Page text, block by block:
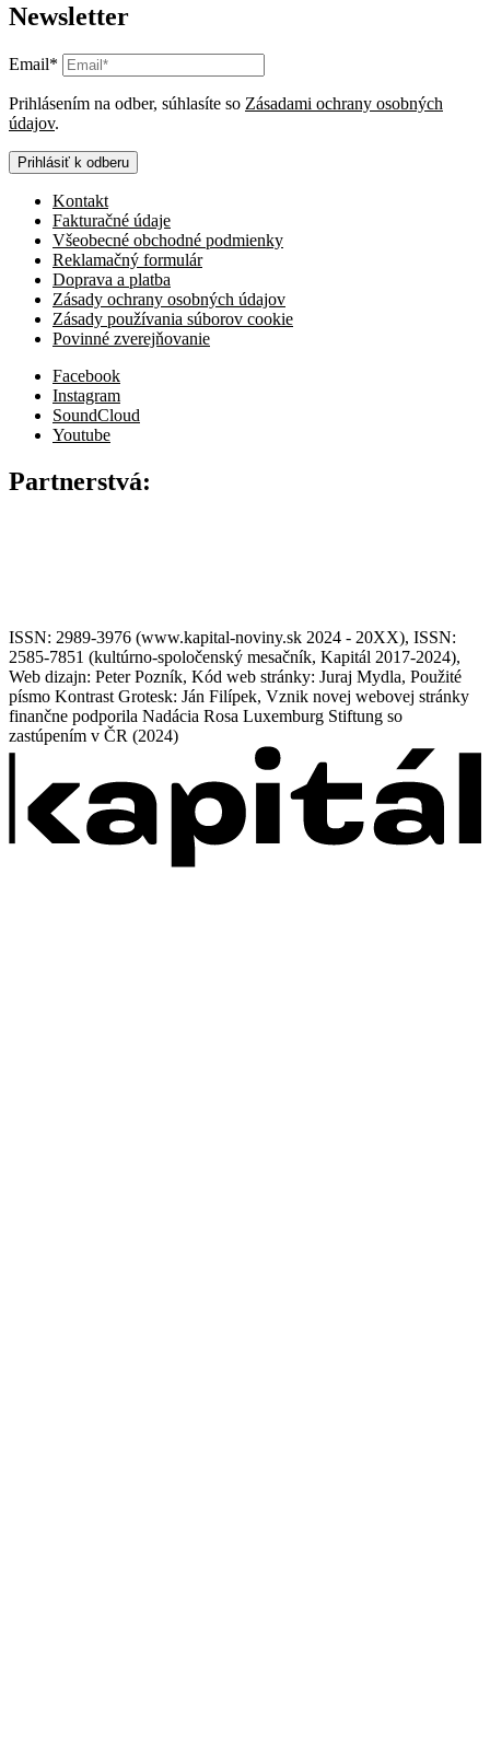
Newsletter
Email*
Prihlásením na odber, súhlasíte so Zásadami ochrany osobných
údajov.
Prihlásiť k odberu
Kontakt
Fakturačné údaje
Všeobecné obchodné podmienky
Reklamačný formulár
Doprava a platba
Zásady ochrany osobných údajov
Zásady používania súborov cookie
Povinné zverejňovanie
Facebook
Instagram
SoundCloud
Youtube
Partnerstvá:
ISSN: 2989-3976 (www.kapital-noviny.sk 2024 - 20XX), ISSN:
2585-7851 (kultúrno-spoločenský mesačník, Kapitál 2017-2024),
Web dizajn: Peter Pozník, Kód web stránky: Juraj Mydla, Použité
písmo Kontrast Grotesk: Ján Filípek, Vznik novej webovej stránky
finančne podporila Nadácia Rosa Luxemburg Stiftung so
zastúpením v ČR (2024)